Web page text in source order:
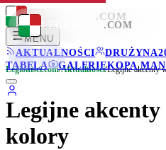
LEGIONISCI .COM
MENU
AKTUALNOŚCI
DRUŻYNA
TABELA
GALERIEKOPA
LEGIONISCI .COM
Legionisci.com/Aktualności/Legijne akcenty
Legijne akcenty
kolory